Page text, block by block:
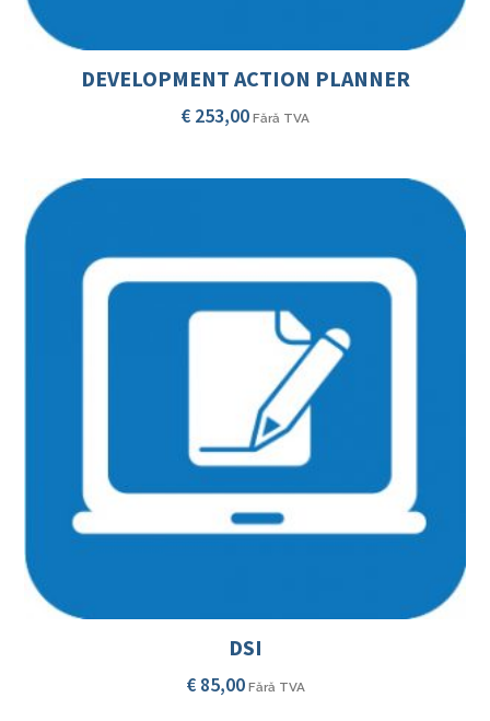
DEVELOPMENT ACTION PLANNER
€ 253,00 Fără TVA
DSI
€85,00 Fără TVA